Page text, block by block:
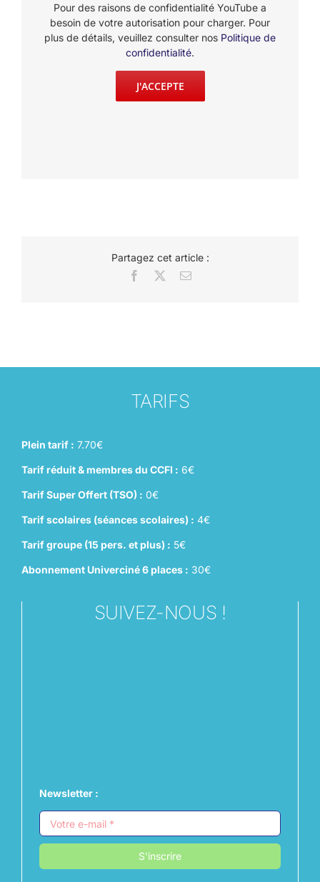
Pour des raisons de confidentialité YouTube a
besoin de votre autorisation pour charger. Pour
plus de détails, veuillez consulter nos Politique de
confidentialité.
J'ACCEPTE
Partagez cet article :
Facebook Email
TARIFS
Plein tarif : 7.70€
Tarif réduit & membres du CCFI : 6€
Tarif Super Offert (TSO) : 0€
Tarif scolaires (séances scolaires) : 4€
Tarif groupe (15 pers. et plus) : 5€
Abonnement Univerciné 6 places : 30€
SUIVEZ-NOUS !
Newsletter :
S'inscrire